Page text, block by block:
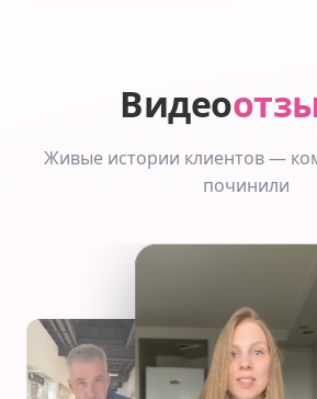
Видео
Живые истории клиентов —
починили